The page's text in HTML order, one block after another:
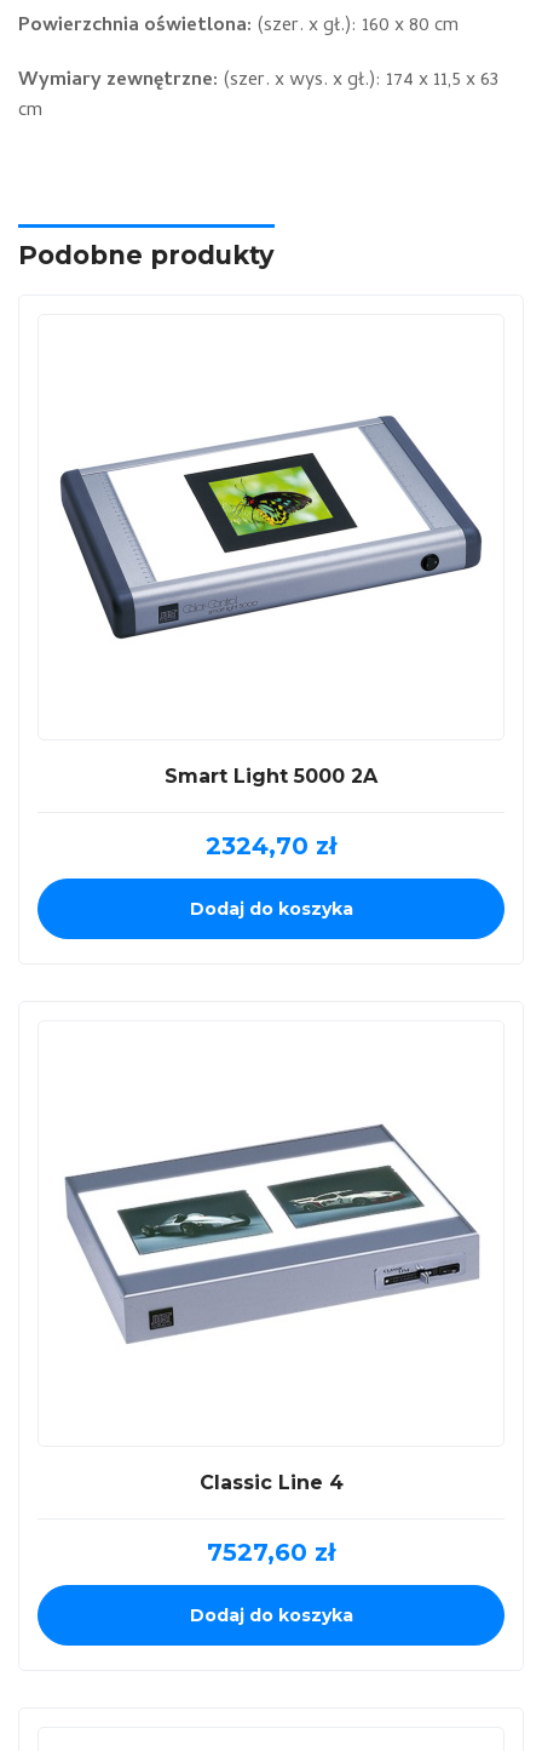
Powierzchnia oświetlona: (szer. x gł.): 160 x 80 cm
Wymiary zewnętrzne: (szer. x wys. x gł.): 174 x 11,5 x 63
cm
Podobne produkty
Smart Light 5000 2A
2324,70 zł
Dodaj do koszyka
Classic Line 4
7527,60 zł
Dodaj do koszyka